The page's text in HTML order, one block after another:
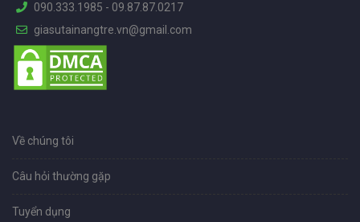
090.333.1985 - 09.87.87.0217
giasutainangtre.vn@gmail.com
Về chúng tôi
Câu hỏi thường gặp
Tuyển dụng